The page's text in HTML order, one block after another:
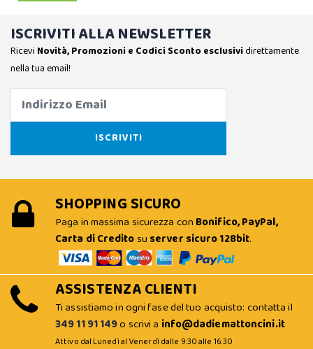
ISCRIVITI ALLA NEWSLETTER
Ricevi Novità, Promozioni e Codici Sconto esclusividirettamente
nella tua email!
SHOPPING SICURO
Paga in massima sicurezza con Bonifico, PayPal,
Carta di Creditosu server sicuro 128bit.
ASSISTENZA CLIENTI
Ti assistiamo in ogni fase del tuo acquisto: contatta il
349 11 91 149o scrivi a info@dadiemattoncini.it
Attivo dal Lunedì al Venerdì dalle 9:30 alle 16:30